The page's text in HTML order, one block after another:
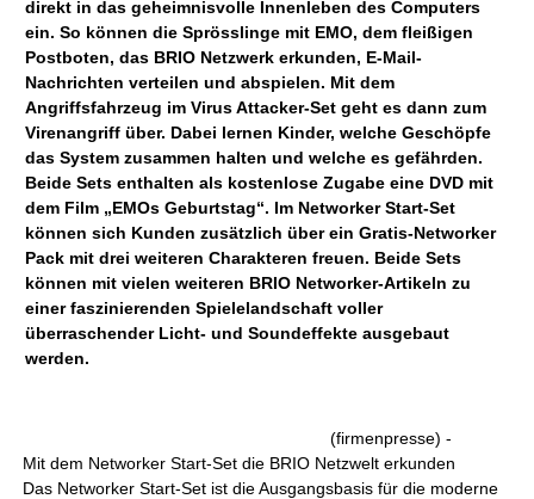
direkt in das geheimnisvolle Innenleben des Computers
ein. So können die Sprösslinge mit EMO, dem fleißigen
Postboten, das BRIO Netzwerk erkunden, E-Mail-
Nachrichten verteilen und abspielen. Mit dem
Angriffsfahrzeug im Virus Attacker-Set geht es dann zum
Virenangriff über. Dabei lernen Kinder, welche Geschöpfe
das System zusammen halten und welche es gefährden.
Beide Sets enthalten als kostenlose Zugabe eine DVD mit
dem Film „EMOs Geburtstag“. Im Networker Start-Set
können sich Kunden zusätzlich über ein Gratis-Networker
Pack mit drei weiteren Charakteren freuen. Beide Sets
können mit vielen weiteren BRIO Networker-Artikeln zu
einer faszinierenden Spielelandschaft voller
überraschender Licht- und Soundeffekte ausgebaut
werden.
(firmenpresse) -
Mit dem Networker Start-Set die BRIO Netzwelt erkunden
Das Networker Start-Set ist die Ausgangsbasis für die moderne